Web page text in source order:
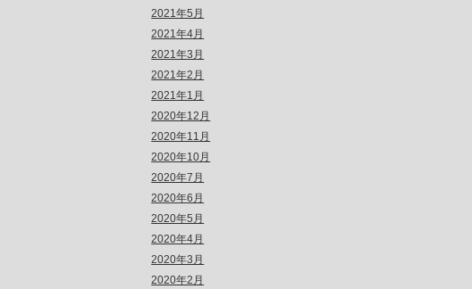
2021年5月
2021年4月
2021年3月
2021年2月
2021年1月
2020年12月
2020年11月
2020年10月
2020年7月
2020年6月
2020年5月
2020年4月
2020年3月
2020年2月